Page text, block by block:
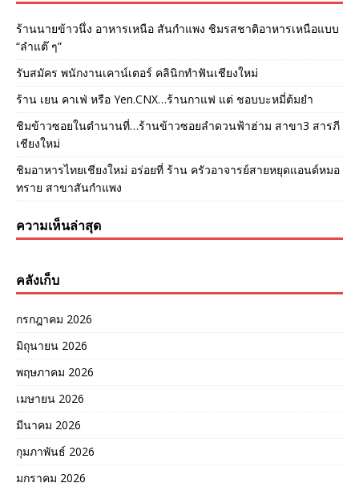
ร้านนายข้าวนึ่ง อาหารเหนือ สันกำแพง ชิมรสชาติอาหารเหนือแบบ
“ลำแต๊ ๆ”
รับสมัคร พนักงานเคาน์เตอร์ คลินิกทำฟันเชียงใหม่
ร้าน เยน คาเฟ่ หรือ Yen.CNX…ร้านกาแฟ แต่ ชอบบะหมี่ต้มยำ
ชิมข้าวซอยในตำนานที่…ร้านข้าวซอยลำดวนฟ้าฮ่าม สาขา3 สารภี
เชียงใหม่
ชิมอาหารไทยเชียงใหม่ อร่อยที่ ร้าน ครัวอาจารย์สายหยุดแอนด์หมอ
ทราย สาขาสันกำแพง
ความเห็นล่าสุด
คลังเก็บ
กรกฎาคม 2026
มิถุนายน 2026
พฤษภาคม 2026
เมษายน 2026
มีนาคม 2026
กุมภาพันธ์ 2026
มกราคม 2026